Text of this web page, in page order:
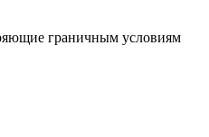
граничным условиям